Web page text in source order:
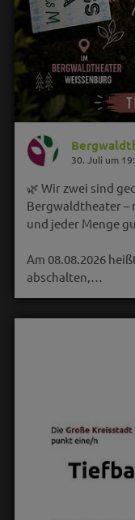
30. Juli um
🌿 Wir zwei sind
Bergwaldtheater –
und jeder Menge
Am 08.08.2026
abschalten,…